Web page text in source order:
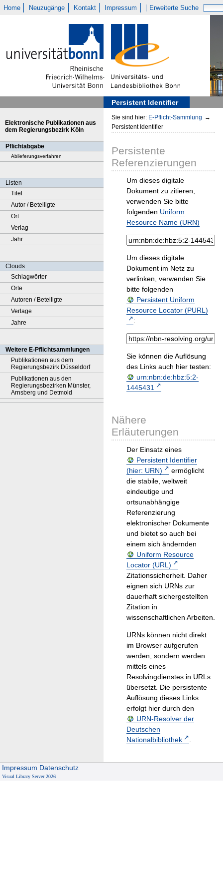
Home Neuzugänge Kontakt Impressum Erweiterte Suche
Persistent Identifier
Elektronische Publikationen aus
dem Regierungsbezirk Köln
Pflichtabgabe
Ablieferungsverfahren
Listen
Titel
Autor / Beteiligte
Ort
Verlag
Jahr
Clouds
Schlagwörter
Orte
Autoren / Beteiligte
Verlage
Jahre
Weitere E-Pflichtsammlungen
Publikationen aus dem
Regierungsbezirk Düsseldorf
Publikationen aus den
Regierungsbezirken Münster,
Arnsberg und Detmold
Sie sind hier: E-Pflicht-Sammlung →
Persistent Identifier
Persistente
Referenzierungen
Um dieses digitale
Dokument zu zitieren,
verwenden Sie bitte
folgenden Uniform
Resource Name (URN)
Um dieses digitale
Dokument im Netz zu
verlinken, verwenden Sie
bitte folgenden
Persistent Uniform
Resource Locator (PURL)
:
Sie können die Auflösung
des Links auch hier testen:
urn:nbn:de:hbz:5:2-
1445431
Nähere
Erläuterungen
Der Einsatz eines
Persistent Identifier
(hier: URN)
ermöglicht
die stabile, weltweit
eindeutige und
ortsunabhängige
Referenzierung
elektronischer Dokumente
und bietet so auch bei
einem sich ändernden
Uniform Resource
Locator (URL)
Zitationssicherheit. Daher
eignen sich URNs zur
dauerhaft sichergestellten
Zitation in
wissenschaftlichen Arbeiten.
URNs können nicht direkt
im Browser aufgerufen
werden, sondern werden
mittels eines
Resolvingdienstes in URLs
übersetzt. Die persistente
Auflösung dieses Links
erfolgt hier durch den
URN-Resolver der
Deutschen
Nationalbibliothek
.
Impressum Datenschutz
Visual Library Server 2026